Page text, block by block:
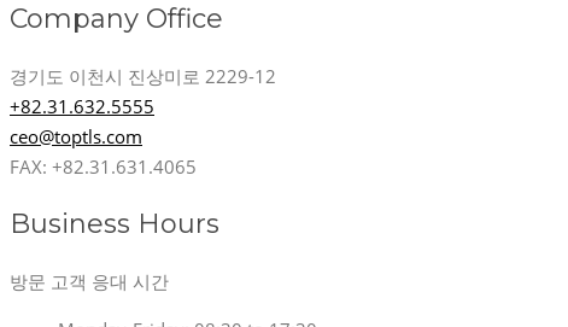
Company Office
경기도 이천시 진상미로 2229-12
+82.31.632.5555
ceo@toptls.com
FAX: +82.31.631.4065
Business Hours
방문 고객 응대 시간